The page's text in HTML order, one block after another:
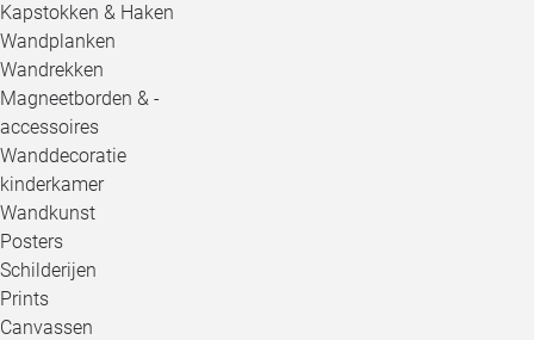
Kapstokken & Haken
Wandplanken
Wandrekken
Magneetborden & -
accessoires
Wanddecoratie
kinderkamer
Wandkunst
Posters
Schilderijen
Prints
Canvassen